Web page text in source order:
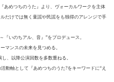
あめつちのうた』より、ヴォーカルワークを主体
だけでは無く童謡や民謡をも独得のアレンジで手
いのちアル、音』”をプロデュース。
マンスの未来を見つめる。
、以降公演回数を多数重ねる。
動軸として『あめつちのうた?をキーワードに“え